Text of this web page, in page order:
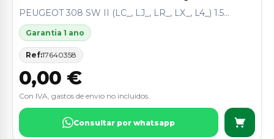
PEUGEOT 308 SW II (LC_, LJ_, LR_, LX_, L4_) 1.5...
Garantia 1 ano
Ref:17640358
0,00 €
Con IVA, gastos de envio no incluidos.
Consultar por whatsapp